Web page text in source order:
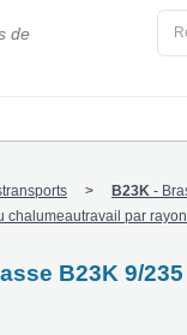
de
B23K -
chalumeautravail par
B23K 9/235